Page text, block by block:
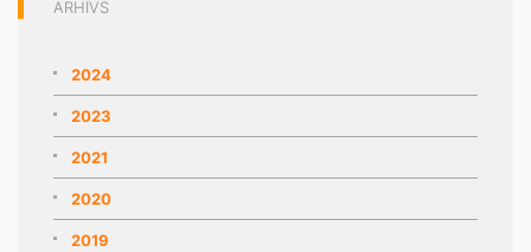
ARHĪVS
2024
2023
2021
2020
2019